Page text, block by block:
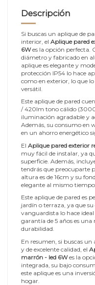
Descripción
Si buscas un aplique de
interior, el Aplique pared
6Wes la opción perfecta.
diámetro y fabricado en
aplique es elegante y
protección IP54 lo hace
como en exterior, lo que
versátil.
Este aplique de pared
/ 420lm tono cálido
iluminación agradable y
Además, su consumo en
en un ahorro energético
El Aplique pared exterior
muy fácil de instalar, ya
superficie. Además,
tendrás que preocuparte
altura es de 16cm y su
elegante al mismo tiempo.
Este aplique de pared es
jardín o terraza, ya que
vanguardista lo hace
garantía de 5 años es una
durabilidad.
En resumen, si buscas
y de excelente calidad, el
marrón - led 6Wes la
integrada, su bajo
este aplique es una
hogar.